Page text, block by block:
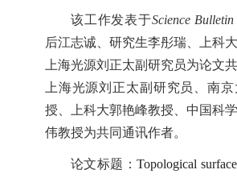
该工作发表于Science Bulletin
后江志诚、研究生李彤瑞、上科
上海光源刘正太副研究员为论文
上海光源刘正太副研究员、南
授、上科大郭艳峰教授、中国科
伟教授为共同通讯作者。
论文标题：Topological